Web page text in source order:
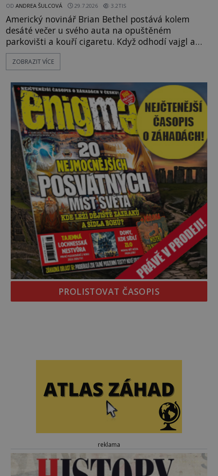
OD ANDREA ŠULCOVÁ 29.7.2026 3.2TIS
Americký novinář Brian Bethel postává kolem
desáté večer u svého auta na opuštěném
parkovišti a kouří cigaretu. Když odhodí vajgl a
chystá se nastoupit do auta, přijdou k němu dva
mladí chlapci, kterým může být okolo 14 let.
pouhých několik minut od tohoto parkoviště,“
zeptá se suverénně jeden z nich. P
ZOBRAZIT VÍCE
PROLISTOVAT ČASOPIS
reklama